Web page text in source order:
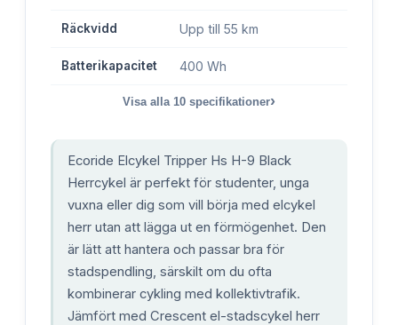
Räckvidd Upp till 55 km
Batterikapacitet 400 Wh
Visa alla 10 specifikationer›
Ecoride Elcykel Tripper Hs H-9 Black
Herrcykel är perfekt för studenter, unga
vuxna eller dig som vill börja med elcykel
herr utan att lägga ut en förmögenhet. Den
är lätt att hantera och passar bra för
stadspendling, särskilt om du ofta
kombinerar cykling med kollektivtrafik.
Jämfört med Crescent el-stadscykel herr